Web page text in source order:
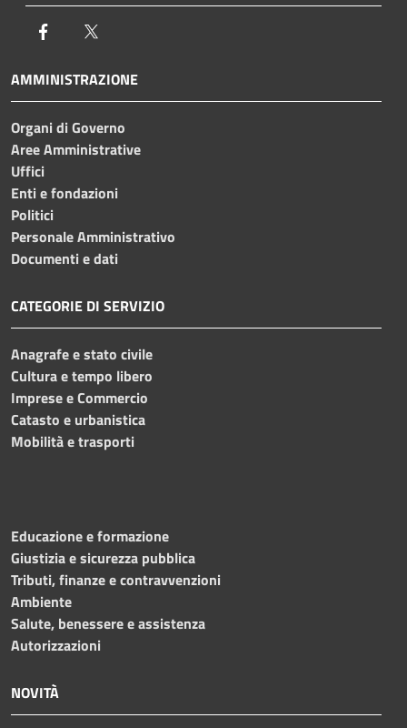
Facebook
AMMINISTRAZIONE
Organi di Governo
Aree Amministrative
Uffici
Enti e fondazioni
Politici
Personale Amministrativo
Documenti e dati
CATEGORIE DI SERVIZIO
Anagrafe e stato civile
Cultura e tempo libero
Imprese e Commercio
Catasto e urbanistica
Mobilità e trasporti
Educazione e formazione
Giustizia e sicurezza pubblica
Tributi, finanze e contravvenzioni
Ambiente
Salute, benessere e assistenza
Autorizzazioni
NOVITÀ